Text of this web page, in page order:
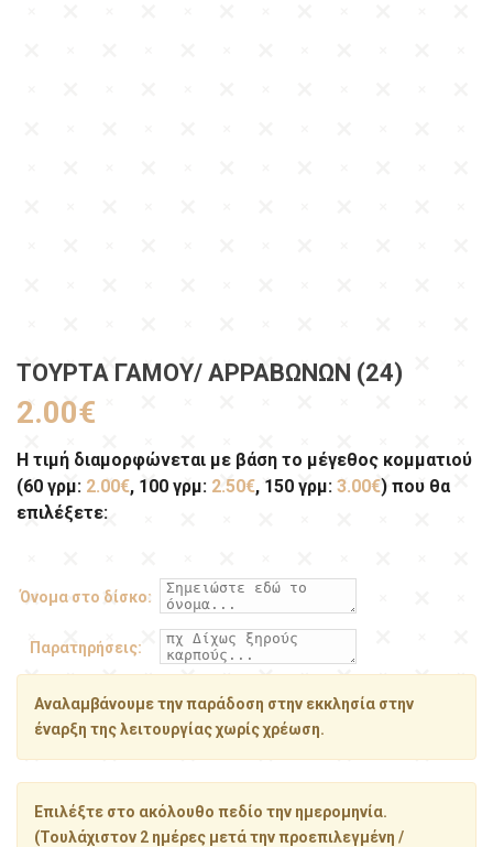
ΤΟΎΡΤΑ ΓΆΜΟΥ/ ΑΡΡΑΒΏΝΩΝ (24)
2.00€
Η τιμή διαμορφώνεται με βάση το μέγεθος κομματιού
(60 γρμ: 2.00€, 100 γρμ: 2.50€, 150 γρμ: 3.00€) που θα
επιλέξετε:
Όνομα στο δίσκο:
Παρατηρήσεις:
Αναλαμβάνουμε την παράδοση στην εκκλησία στην
έναρξη της λειτουργίας χωρίς χρέωση.
Επιλέξτε στο ακόλουθο πεδίο την ημερομηνία.
(Τουλάχιστον 2 ημέρες μετά την προεπιλεγμένη /